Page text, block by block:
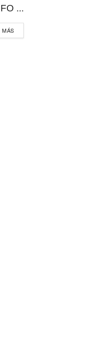
...
MÁS